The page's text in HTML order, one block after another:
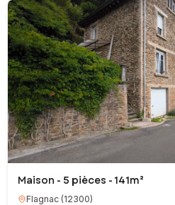
Maison - 5 pièces - 141m²
Flagnac(12300)